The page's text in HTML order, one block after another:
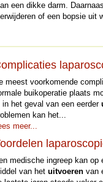
een dikke darm.
of een bopsie uit
meest voorkomende
buikoperatie plaats
in het geval van een eerder
kan het...
meer...
medische ingreep kan
van het uitvoerenvan